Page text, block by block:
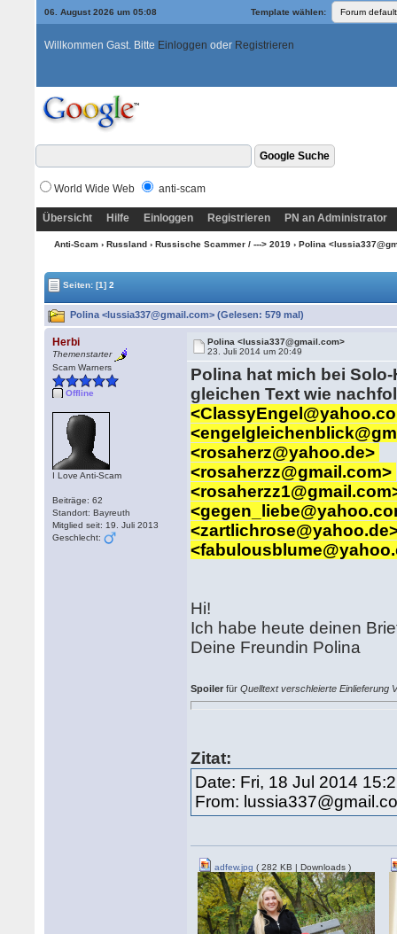
06. August 2026 um 05:08 Template wählen:
Willkommen Gast. Bitte Einloggen oder Registrieren
World Wide Web anti-scam
Übersicht Hilfe Einloggen Registrieren PN an Administrator
Anti-Scam› Russland› Russische Scammer / ---> 2019› Polina
Seiten:[1] 2
Polina <lussia337@gmail.com> (Gelesen: 579 mal)
Herbi
Themenstarter
Scam Warners
Offline
I Love Anti-Scam
Beiträge: 62
Standort: Bayreuth
Mitglied seit: 19. Juli 2013
Geschlecht:
Polina <lussia337@gmail.com>
23. Juli 2014 um 20:49
Polina hat mich bei
gleichen Text wie
<rosaherz@yahoo.de>
<rosaherzz@gmail.com>
Hi!
Ich habe heute deinen
Deine Freundin Polina
Spoiler fürQuelltext verschleierte Einlieferung
Zitat:
Date: Fri, 18 Jul 2014
From:
adfew.jpg ( 282 KB | Downloads )